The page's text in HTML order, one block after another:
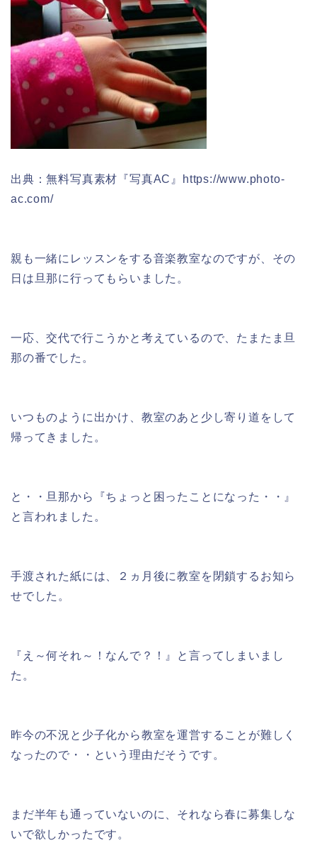
出典：無料写真素材『写真AC』https://www.photo-
ac.com/
親も一緒にレッスンをする音楽教室なのですが、その
日は旦那に行ってもらいました。
一応、交代で行こうかと考えているので、たまたま旦
那の番でした。
いつものように出かけ、教室のあと少し寄り道をして
帰ってきました。
と・・旦那から『ちょっと困ったことになった・・』
と言われました。
手渡された紙には、２ヵ月後に教室を閉鎖するお知ら
せでした。
『え～何それ～！なんで？！』と言ってしまいまし
た。
昨今の不況と少子化から教室を運営することが難しく
なったので・・という理由だそうです。
まだ半年も通っていないのに、それなら春に募集しな
いで欲しかったです。